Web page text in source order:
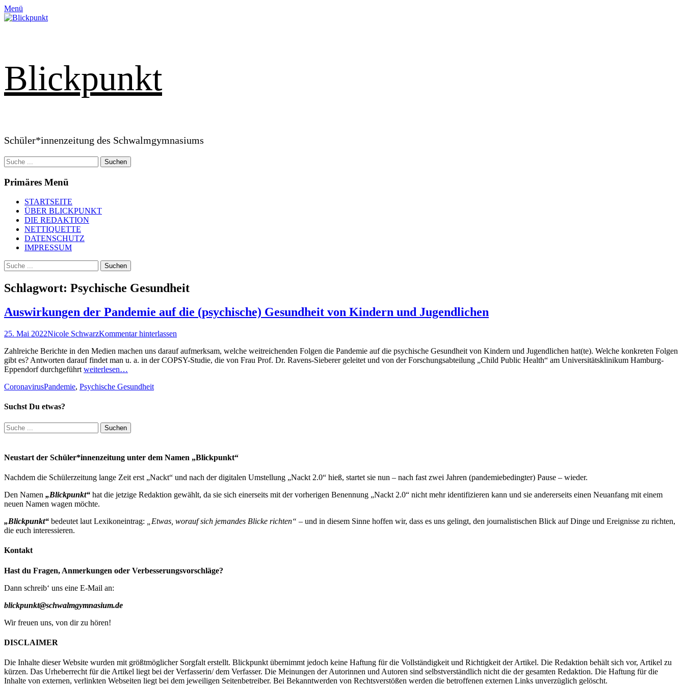
Zum
Inhalt
Menü
Blickpunkt
Schüler*innenzeitung des Schwalmgymnasiums
Suchen
nach:
Primäres Menü
STARTSEITE
ÜBER BLICKPUNKT
DIE REDAKTION
NETTIQUETTE
DATENSCHUTZ
IMPRESSUM
Suchen
Suchen
nach:
Schlagwort: Psychische Gesundheit
Auswirkungen der Pandemie auf die (psychische) Gesundheit von Kindern und Jugendlichen
Posted
25. Mai 2022Autor
Nicole SchwarzKommentar hinterlassen
Zahlreiche Berichte in den Medien machen uns darauf aufmerksam, welche weitreichenden Folgen die Pandemie auf die psychische Gesundheit von Kindern und Jugendlichen hat(te). Welche konkreten Folgen
gibt es? Antworten darauf findet man u. a. in der COPSY-Studie, die von Frau Prof. Dr. Ravens-Sieberer geleitet und von der Forschungsabteilung „Child Public Health“ am Universitätsklinikum Hamburg-
Eppendorf durchgeführt weiterlesen…
Kategorien
CoronavirusSchlagworte
Pandemie, Psychische Gesundheit
Suchst Du etwas?
Suchen
nach:
Neustart der Schüler*innenzeitung unter dem Namen „Blickpunkt“
Nachdem die Schülerzeitung lange Zeit erst „Nackt“ und nach der digitalen Umstellung „Nackt 2.0“ hieß, startet sie nun – nach fast zwei Jahren (pandemiebedingter) Pause – wieder.
Den Namen „Blickpunkt“ hat die jetzige Redaktion gewählt, da sie sich einerseits mit der vorherigen Benennung „Nackt 2.0“ nicht mehr identifizieren kann und sie andererseits einen Neuanfang mit einem
neuen Namen wagen möchte.
„Blickpunkt“ bedeutet laut Lexikoneintrag: „Etwas, worauf sich jemandes Blicke richten“ – und in diesem Sinne hoffen wir, dass es uns gelingt, den journalistischen Blick auf Dinge und Ereignisse zu richten,
die euch interessieren.
Kontakt
Hast du Fragen, Anmerkungen oder Verbesserungsvorschläge?
Dann schreib‘ uns eine E-Mail an:
blickpunkt@schwalmgymnasium.de
Wir freuen uns, von dir zu hören!
DISCLAIMER
Die Inhalte dieser Website wurden mit größtmöglicher Sorgfalt erstellt. Blickpunkt übernimmt jedoch keine Haftung für die Vollständigkeit und Richtigkeit der Artikel. Die Redaktion behält sich vor, Artikel zu
kürzen. Das Urheberrecht für die Artikel liegt bei der Verfasserin/ dem Verfasser. Die Meinungen der Autorinnen und Autoren sind selbstverständlich nicht die der gesamten Redaktion. Die Haftung für die
Inhalte von externen, verlinkten Webseiten liegt bei dem jeweiligen Seitenbetreiber. Bei Bekanntwerden von Rechtsverstößen werden die betroffenen externen Links unverzüglich gelöscht.